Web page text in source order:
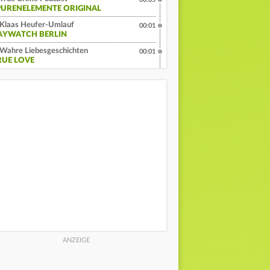
ORIGINAL
Klaas Heufer-Umlauf
BERLIN
00:01
Wahre Liebesgeschichten
LOVE
00:01